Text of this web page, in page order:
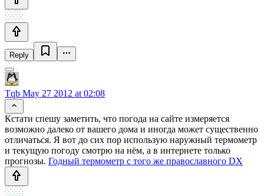
Reply
Tqb May 27 2012 at 02:08
Кстати спешу заметить, что погода на сайте измеряется
возможно далеко от вашего дома и иногда может существенно
отличаться. Я вот до сих пор использую наружный термометр
и текущую погоду смотрю на нём, а в интернете только
прогнозы. Годный термометр с того же православного DX